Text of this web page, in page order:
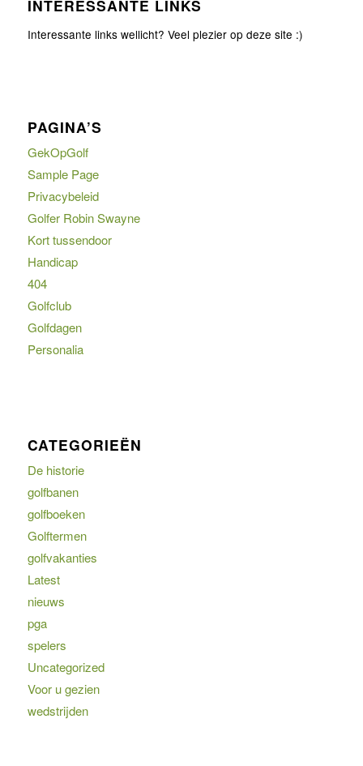
INTERESSANTE LINKS
Interessante links wellicht? Veel plezier op deze site :)
PAGINA’S
GekOpGolf
Sample Page
Privacybeleid
Golfer Robin Swayne
Kort tussendoor
Handicap
404
Golfclub
Golfdagen
Personalia
CATEGORIEËN
De historie
golfbanen
golfboeken
Golftermen
golfvakanties
Latest
nieuws
pga
spelers
Uncategorized
Voor u gezien
wedstrijden